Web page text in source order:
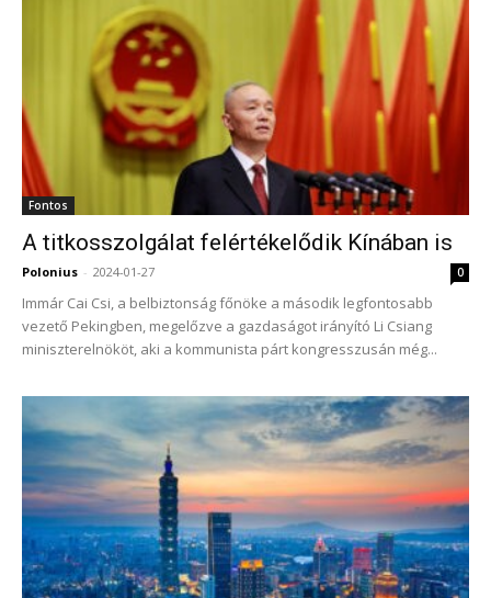
Fontos
A titkosszolgálat felértékelődik Kínában is
Polonius - 2024-01-27 0
Immár Cai Csi, a belbiztonság főnöke a második legfontosabb
vezető Pekingben, megelőzve a gazdaságot irányító Li Csiang
miniszterelnököt, aki a kommunista párt kongresszusán még...